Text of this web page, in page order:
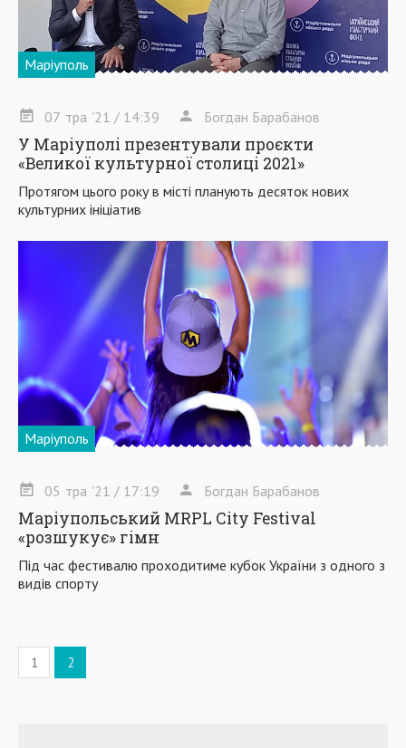
Маріуполь
07 тра '21 / 14:39 Богдан Барабанов
У Маріуполі презентували проєкти
«Великої культурної столиці 2021»
Протягом цього року в місті планують десяток нових
культурних ініціатив
Маріуполь
05 тра '21 / 17:19 Богдан Барабанов
Маріупольський MRPL City Festival
«розшукує» гімн
Під час фестивалю проходитиме кубок України з одного з
видів спорту
1 2